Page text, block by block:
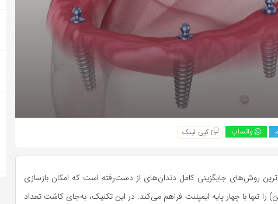
واتساپ کپی لینک
روش‌های جایگزینی کامل دندان‌های از دست‌رفته است که امکان بازسازی
را تنها با چهار پایه ایمپلنت فراهم می‌کند. در این تکنیک، به‌جای کاشت تعداد